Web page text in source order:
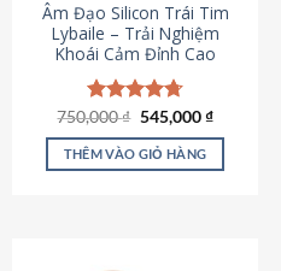
Âm Đạo Silicon Trái Tim
Lybaile – Trải Nghiệm
Khoái Cảm Đỉnh Cao
Được xếp
hạng4.70
5 sao
750,000₫ Giá
là:
750,000 ₫.
545,000₫Giá
tại
545,000 ₫.
THÊM VÀO GIỎ HÀNG